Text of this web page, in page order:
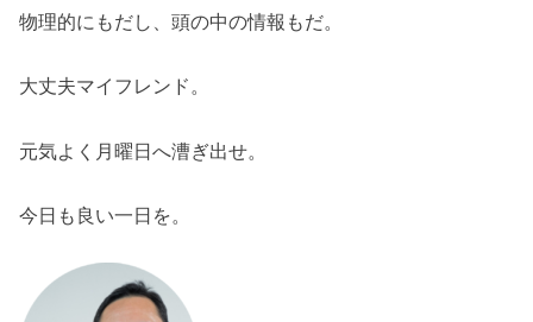
物理的にもだし、頭の中の情報もだ。
大丈夫マイフレンド。
元気よく月曜日へ漕ぎ出せ。
今日も良い一日を。